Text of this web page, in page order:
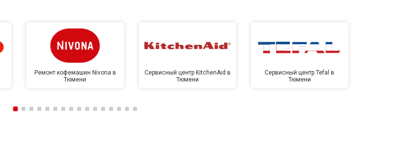
Ремонт кофемашин Nivona в
Тюмени
Сервисный центр KitchenAid в
Тюмени
Сервисный центр Tefal в
Тюмени